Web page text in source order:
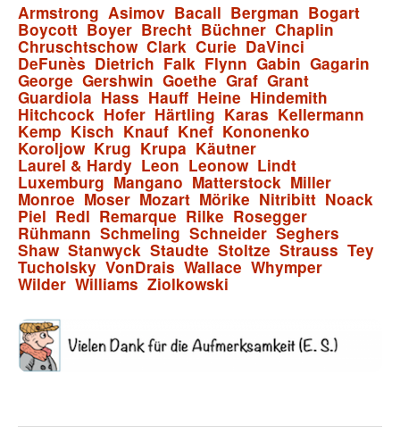
Armstrong Asimov Bacall Bergman Bogart
Boycott Boyer Brecht Büchner Chaplin
Chruschtschow Clark Curie DaVinci
DeFunès Dietrich Falk Flynn Gabin Gagarin
George Gershwin Goethe Graf Grant
Guardiola Hass Hauff Heine Hindemith
Hitchcock Hofer Härtling Karas Kellermann
Kemp Kisch Knauf Knef Kononenko
Koroljow Krug Krupa Käutner
Laurel & Hardy Leon Leonow Lindt
Luxemburg Mangano Matterstock Miller
Monroe Moser Mozart Mörike Nitribitt Noack
Piel Redl Remarque Rilke Rosegger
Rühmann Schmeling Schneider Seghers
Shaw Stanwyck Staudte Stoltze Strauss Tey
Tucholsky VonDrais Wallace Whymper
Wilder Williams Ziolkowski